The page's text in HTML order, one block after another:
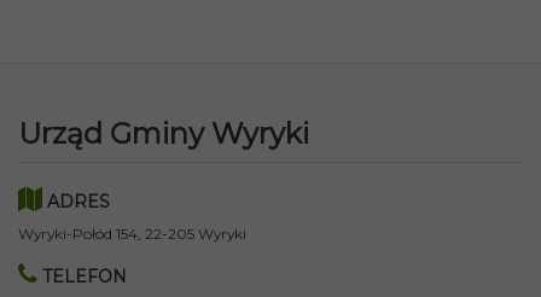
Urząd Gminy Wyryki
ADRES
Wyryki-Połód 154, 22-205 Wyryki
TELEFON